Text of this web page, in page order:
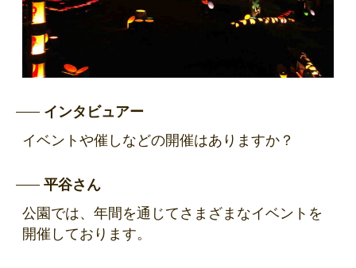
インタビュアー
イベントや催しなどの開催はありますか？
平谷さん
公園では、年間を通じてさまざまなイベントを
開催しております。